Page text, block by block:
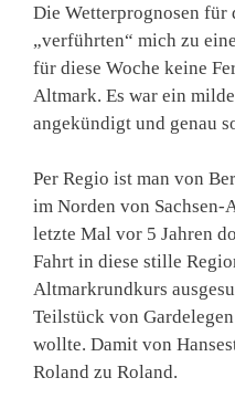
Die Wetterprognosen für
„verführten“ mich zu
für diese Woche keine
Altmark. Es war ein
angekündigt und genau
Per Regio ist man von
im Norden von Sachsen-
letzte Mal vor 5 Jahren
Fahrt in diese stille
Altmarkrundkurs
Teilstück von
wollte. Damit von
Roland zu Roland.